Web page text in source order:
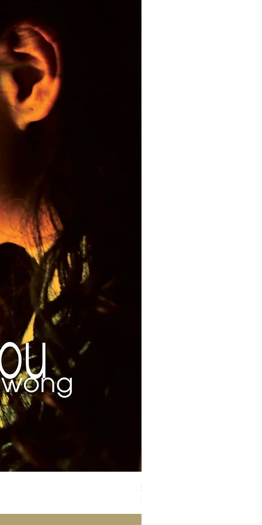
Susan Wong：靠近你（25週
價格
$700.00